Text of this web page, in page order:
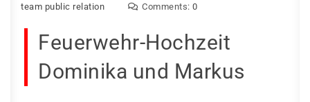
team public relation
Comments: 0
Feuerwehr-Hochzeit
Dominika und Markus